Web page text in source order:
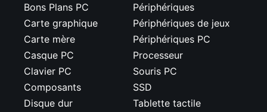
Bons Plans PC
Carte graphique
Carte mère
Casque PC
Clavier PC
Composants
Disque dur
Périphériques
Périphériques de jeux
Périphériques PC
Processeur
Souris PC
SSD
Tablette tactile